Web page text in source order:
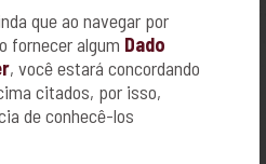
que ao navegar por
fornecer algum Dado
, você estará concordando
citados, por isso,
de conhecê-los